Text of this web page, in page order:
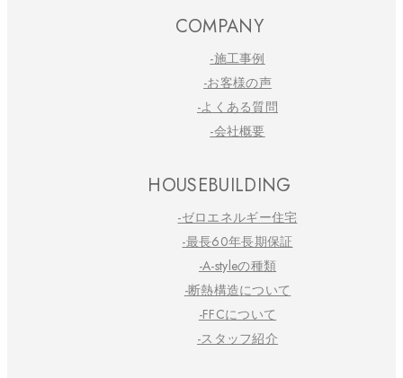
COMPANY
-施工事例
-お客様の声
-よくある質問
-会社概要
HOUSEBUILDING
-ゼロエネルギー住宅
-最長60年長期保証
-A-styleの種類
-断熱構造について
-FFCについて
-スタッフ紹介